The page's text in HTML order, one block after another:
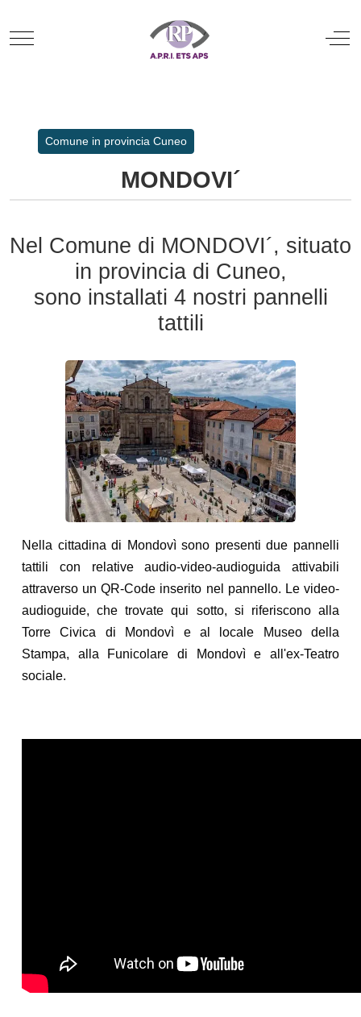
Mobile Menu Toggle Off-
Comune in provincia Cuneo
MONDOVI´
Nel Comune di MONDOVI´, situato
in provincia di Cuneo,
sono installati 4 nostri pannelli
tattili
Nella cittadina di Mondovì sono presenti due pannelli
tattili con relative audio-video-audioguida attivabili
attraverso un QR-Code inserito nel pannello. Le video-
audioguide, che trovate qui sotto, si riferiscono alla
Torre Civica di Mondovì e al locale Museo della
Stampa, alla Funicolare di Mondovì e all'ex-Teatro
sociale.